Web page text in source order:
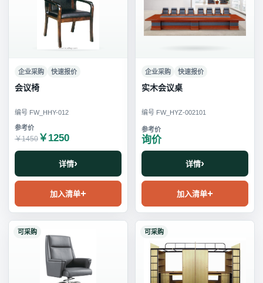
企业采购 快速报价
会议椅
编号 FW_HHY-012
￥1450 ￥1250
详情
加入清单
企业采购 快速报价
实木会议桌
编号 FW_HYZ-002101
询价
详情
加入清单
可采购 可采购